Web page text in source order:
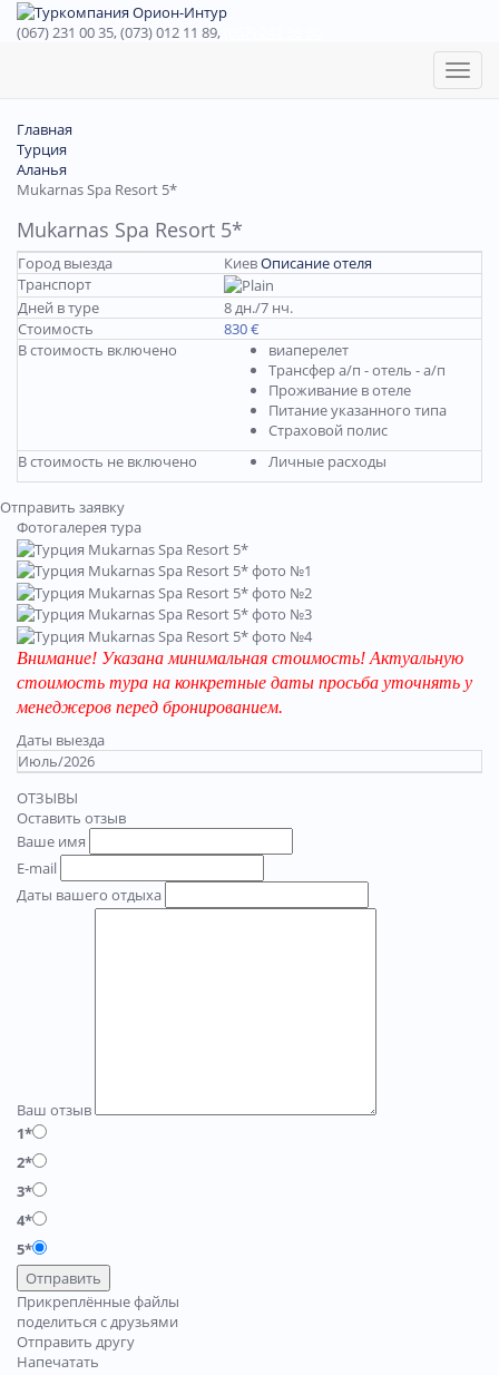
(067) 231 00 35, (073) 012 11 89,
Toggle
Главная
Турция
Аланья
Mukarnas Spa Resort 5*
Mukarnas Spa Resort 5*
Город выезда КиевОписание отеля
Транспорт
Дней в туре
8 дн./7 нч.
Стоимость
830 €
В стоимость включено
виаперелет
Трансфер а/п - отель - а/п
Проживание в отеле
Питание указанного типа
Страховой полис
В стоимость не включено
Личные расходы
Отправить заявку
Фотогалерея тура
Внимание! Указана минимальная стоимость! Актуальную
стоимость тура на конкретные даты просьба уточнять у
менеджеров перед бронированием.
Даты выезда
Июль/2026
ОТЗЫВЫ
Оставить отзыв
Ваше имя
E-mail
Даты вашего отдыха
Ваш отзыв
1*
2*
3*
4*
5*
Отправить
Прикреплённые файлы
поделиться с друзьями
Отправить другу
Напечатать